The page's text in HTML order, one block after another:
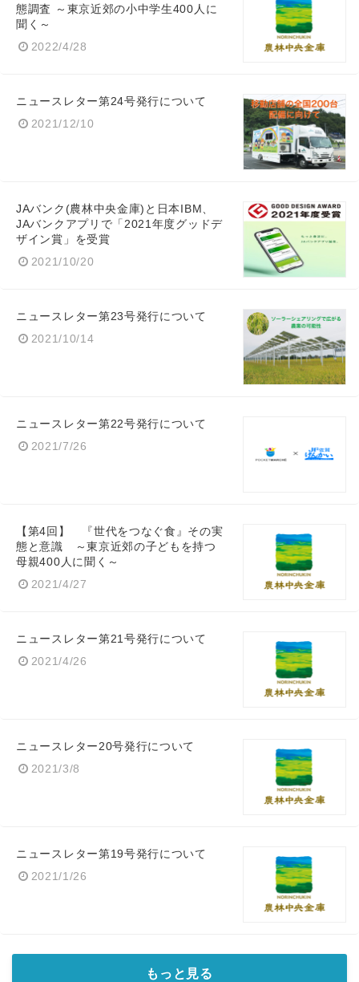
態調査 ～東京近郊の小中学生400人に
聞く～
2022/4/28
ニュースレター第24号発行について
2021/12/10
JAバンク(農林中央金庫)と日本IBM、
JAバンクアプリで「2021年度グッドデ
ザイン賞」を受賞
2021/10/20
ニュースレター第23号発行について
2021/10/14
ニュースレター第22号発行について
2021/7/26
【第4回】 『世代をつなぐ食』その実
態と意識 ～東京近郊の子どもを持つ
母親400人に聞く～
2021/4/27
ニュースレター第21号発行について
2021/4/26
ニュースレター20号発行について
2021/3/8
ニュースレター第19号発行について
2021/1/26
もっと見る